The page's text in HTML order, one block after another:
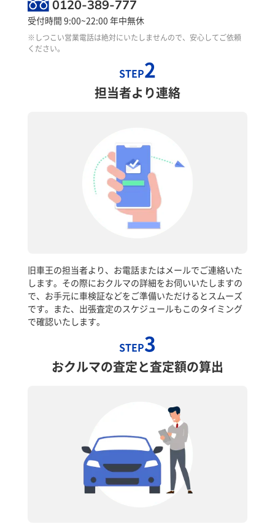
0120-389-777
受付時間 9:00~22:00 年中無休
※しつこい営業電話は絶対にいたしませんので、安心してご依頼
ください。
STEP2
担当者より連絡
旧車王の担当者より、お電話またはメールでご連絡いた
します。その際におクルマの詳細をお伺いいたしますの
で、お手元に車検証などをご準備いただけるとスムーズ
です。また、出張査定のスケジュールもこのタイミング
で確認いたします。
STEP3
おクルマの査定と査定額の算出